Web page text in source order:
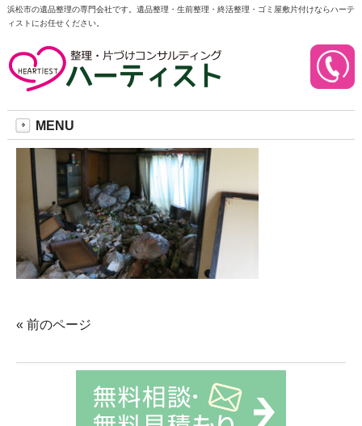
浜松市の遺品整理の専門会社です。遺品整理・生前整理・終活整理・ゴミ屋敷片付けならハーテ
ィストにお任せください。
MENU
befor
2017/10/03
« 前のページ